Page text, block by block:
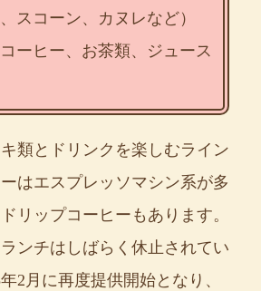
スコーン、カヌレなど）
コーヒー、お茶類、ジュース
類とドリンクを楽しむライン
はエスプレッソマシン系が多
リップコーヒーもあります。
ンチはしばらく休止されてい
2月に再度提供開始となり、